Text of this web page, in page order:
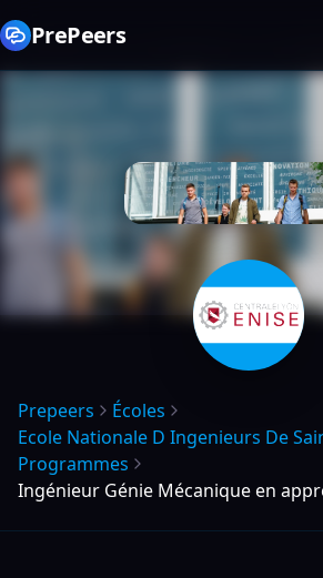
PrePeers
Prepeers
Écoles
Ecole Nationale D Ingenieurs De
Programmes
Ingénieur Génie Mécanique en